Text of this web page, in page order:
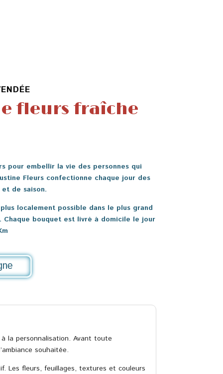
fleurs fraîche
pour embellir la vie des personnes qui
Fleurs confectionne chaque jour des
de saison.
localement possible dans le plus grand
Chaque bouquet est livré à domicile le jour
la personnalisation. Avant toute
souhaitée.
Les fleurs, feuillages, textures et couleurs